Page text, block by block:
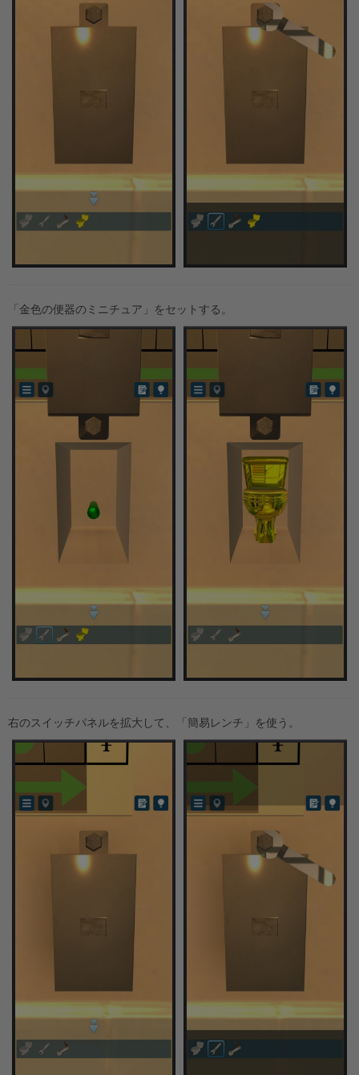
「金色の便器のミニチュア」をセットする。
右のスイッチパネルを拡大して、「簡易レンチ」を使う。